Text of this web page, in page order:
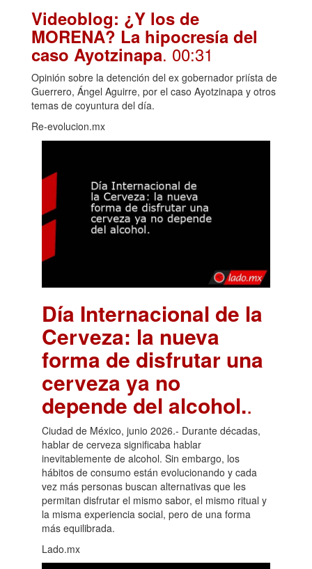
Videoblog: ¿Y los de
MORENA? La hipocresía del
caso Ayotzinapa. 00:31
Opinión sobre la detención del ex gobernador priísta de
Guerrero, Ángel Aguirre, por el caso Ayotzinapa y otros
temas de coyuntura del día.
Re-evolucion.mx
Día Internacional de la
Cerveza: la nueva
forma de disfrutar una
cerveza ya no
depende del alcohol..
Ciudad de México, junio 2026.- Durante décadas,
hablar de cerveza significaba hablar
inevitablemente de alcohol. Sin embargo, los
hábitos de consumo están evolucionando y cada
vez más personas buscan alternativas que les
permitan disfrutar el mismo sabor, el mismo ritual y
la misma experiencia social, pero de una forma
más equilibrada.
Lado.mx